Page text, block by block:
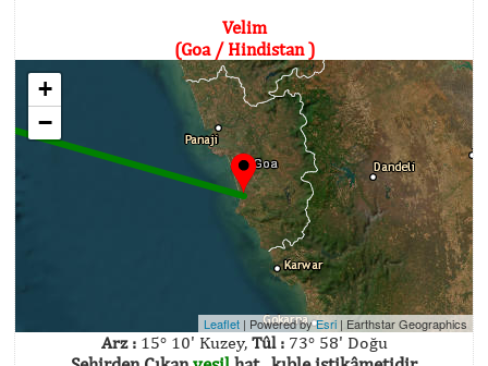
Velim
(Goa / Hindistan )
+
−
Leaflet | Powered byEsri | Earthstar Geographics
Arz :15° 10' Kuzey, Tûl :73° 58' Doğu